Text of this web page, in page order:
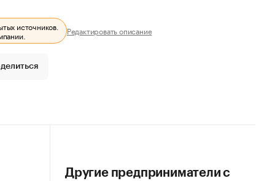
источников.
Редактировать описание
Другие предприниматели с